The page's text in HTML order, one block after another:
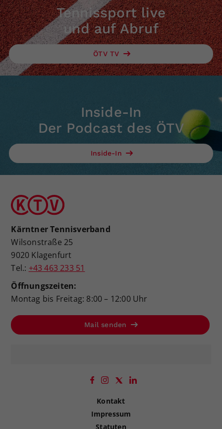
Tennissport live
und auf Abruf
ÖTV TV
Inside-In
Der Podcast des ÖTV
Inside-In
Kärntner Tennisverband
Wilsonstraße 25
9020 Klagenfurt
Tel.: +43 463 233 51
Öffnungszeiten:
Montag bis Freitag: 8:00 – 12:00 Uhr
Mail senden
Kontakt
Impressum
Statuten